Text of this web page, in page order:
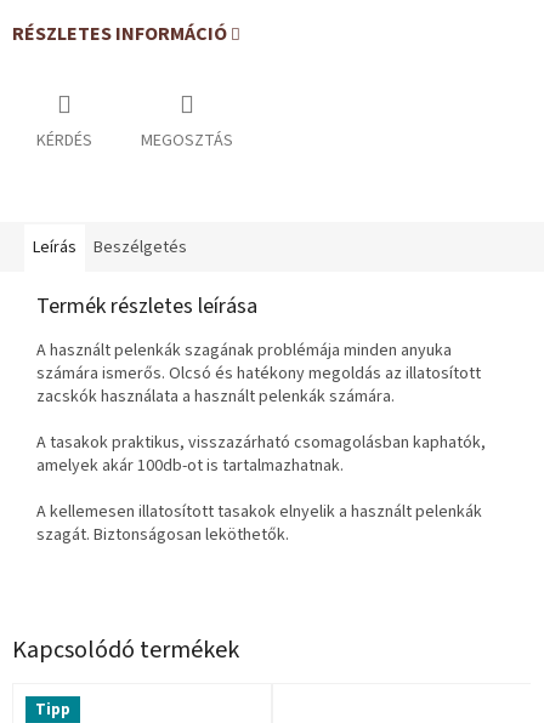
RÉSZLETES INFORMÁCIÓ
KÉRDÉS MEGOSZTÁS
Kapcsolódó termékek
Tipp
Leírás Beszélgetés
Termék részletes leírása
A használt pelenkák szagának problémája minden anyuka
számára ismerős. Olcsó és hatékony megoldás az illatosított
zacskók használata a használt pelenkák számára.
A tasakok praktikus, visszazárható csomagolásban kaphatók,
amelyek akár 100db-ot is tartalmazhatnak.
A kellemesen illatosított tasakok elnyelik a használt pelenkák
szagát. Biztonságosan leköthetők.